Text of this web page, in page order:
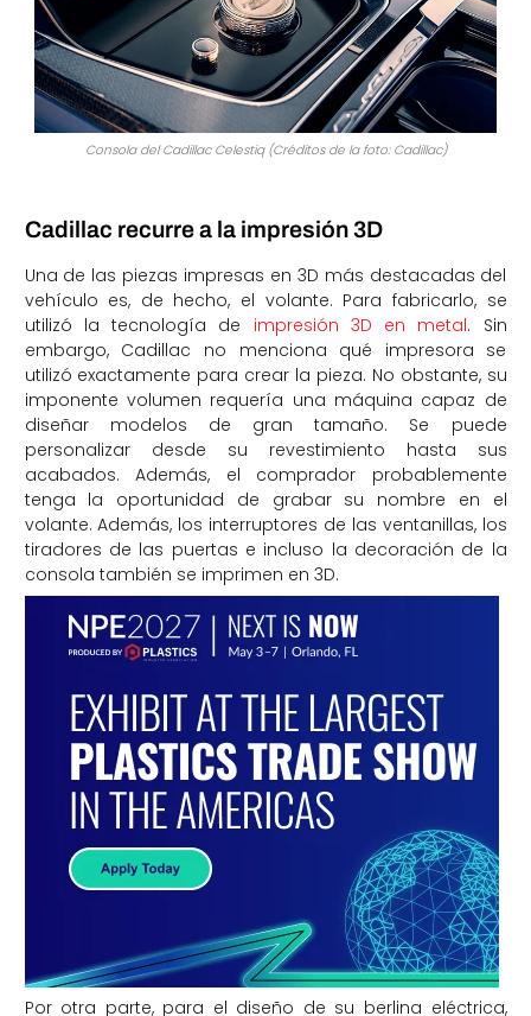
Consola del Cadillac Celestiq (Créditos de la foto: Cadillac)
Cadillac recurre a la impresión 3D
Una de las piezas impresas en 3D más destacadas del
vehículo es, de hecho, el volante. Para fabricarlo, se
utilizó la tecnología de impresión 3D en metal. Sin
embargo, Cadillac no menciona qué impresora se
utilizó exactamente para crear la pieza. No obstante, su
imponente volumen requería una máquina capaz de
diseñar modelos de gran tamaño. Se puede
personalizar desde su revestimiento hasta sus
acabados. Además, el comprador probablemente
tenga la oportunidad de grabar su nombre en el
volante. Además, los interruptores de las ventanillas, los
tiradores de las puertas e incluso la decoración de la
consola también se imprimen en 3D.
Por otra parte, para el diseño de su berlina eléctrica,